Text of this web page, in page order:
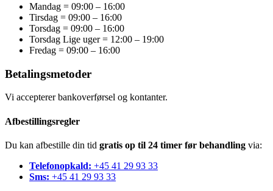
Mandag = 09:00 – 16:00
Tirsdag = 09:00 – 16:00
Torsdag = 09:00 – 16:00
Torsdag Lige uger = 12:00 – 19:00
Fredag = 09:00 – 16:00
Betalingsmetoder
Vi accepterer bankoverførsel og kontanter.
Afbestillingsregler
Du kan afbestille din tid gratis op til 24 timer før behandling via:
Telefonopkald: +45 41 29 93 33
Sms: +45 41 29 93 33